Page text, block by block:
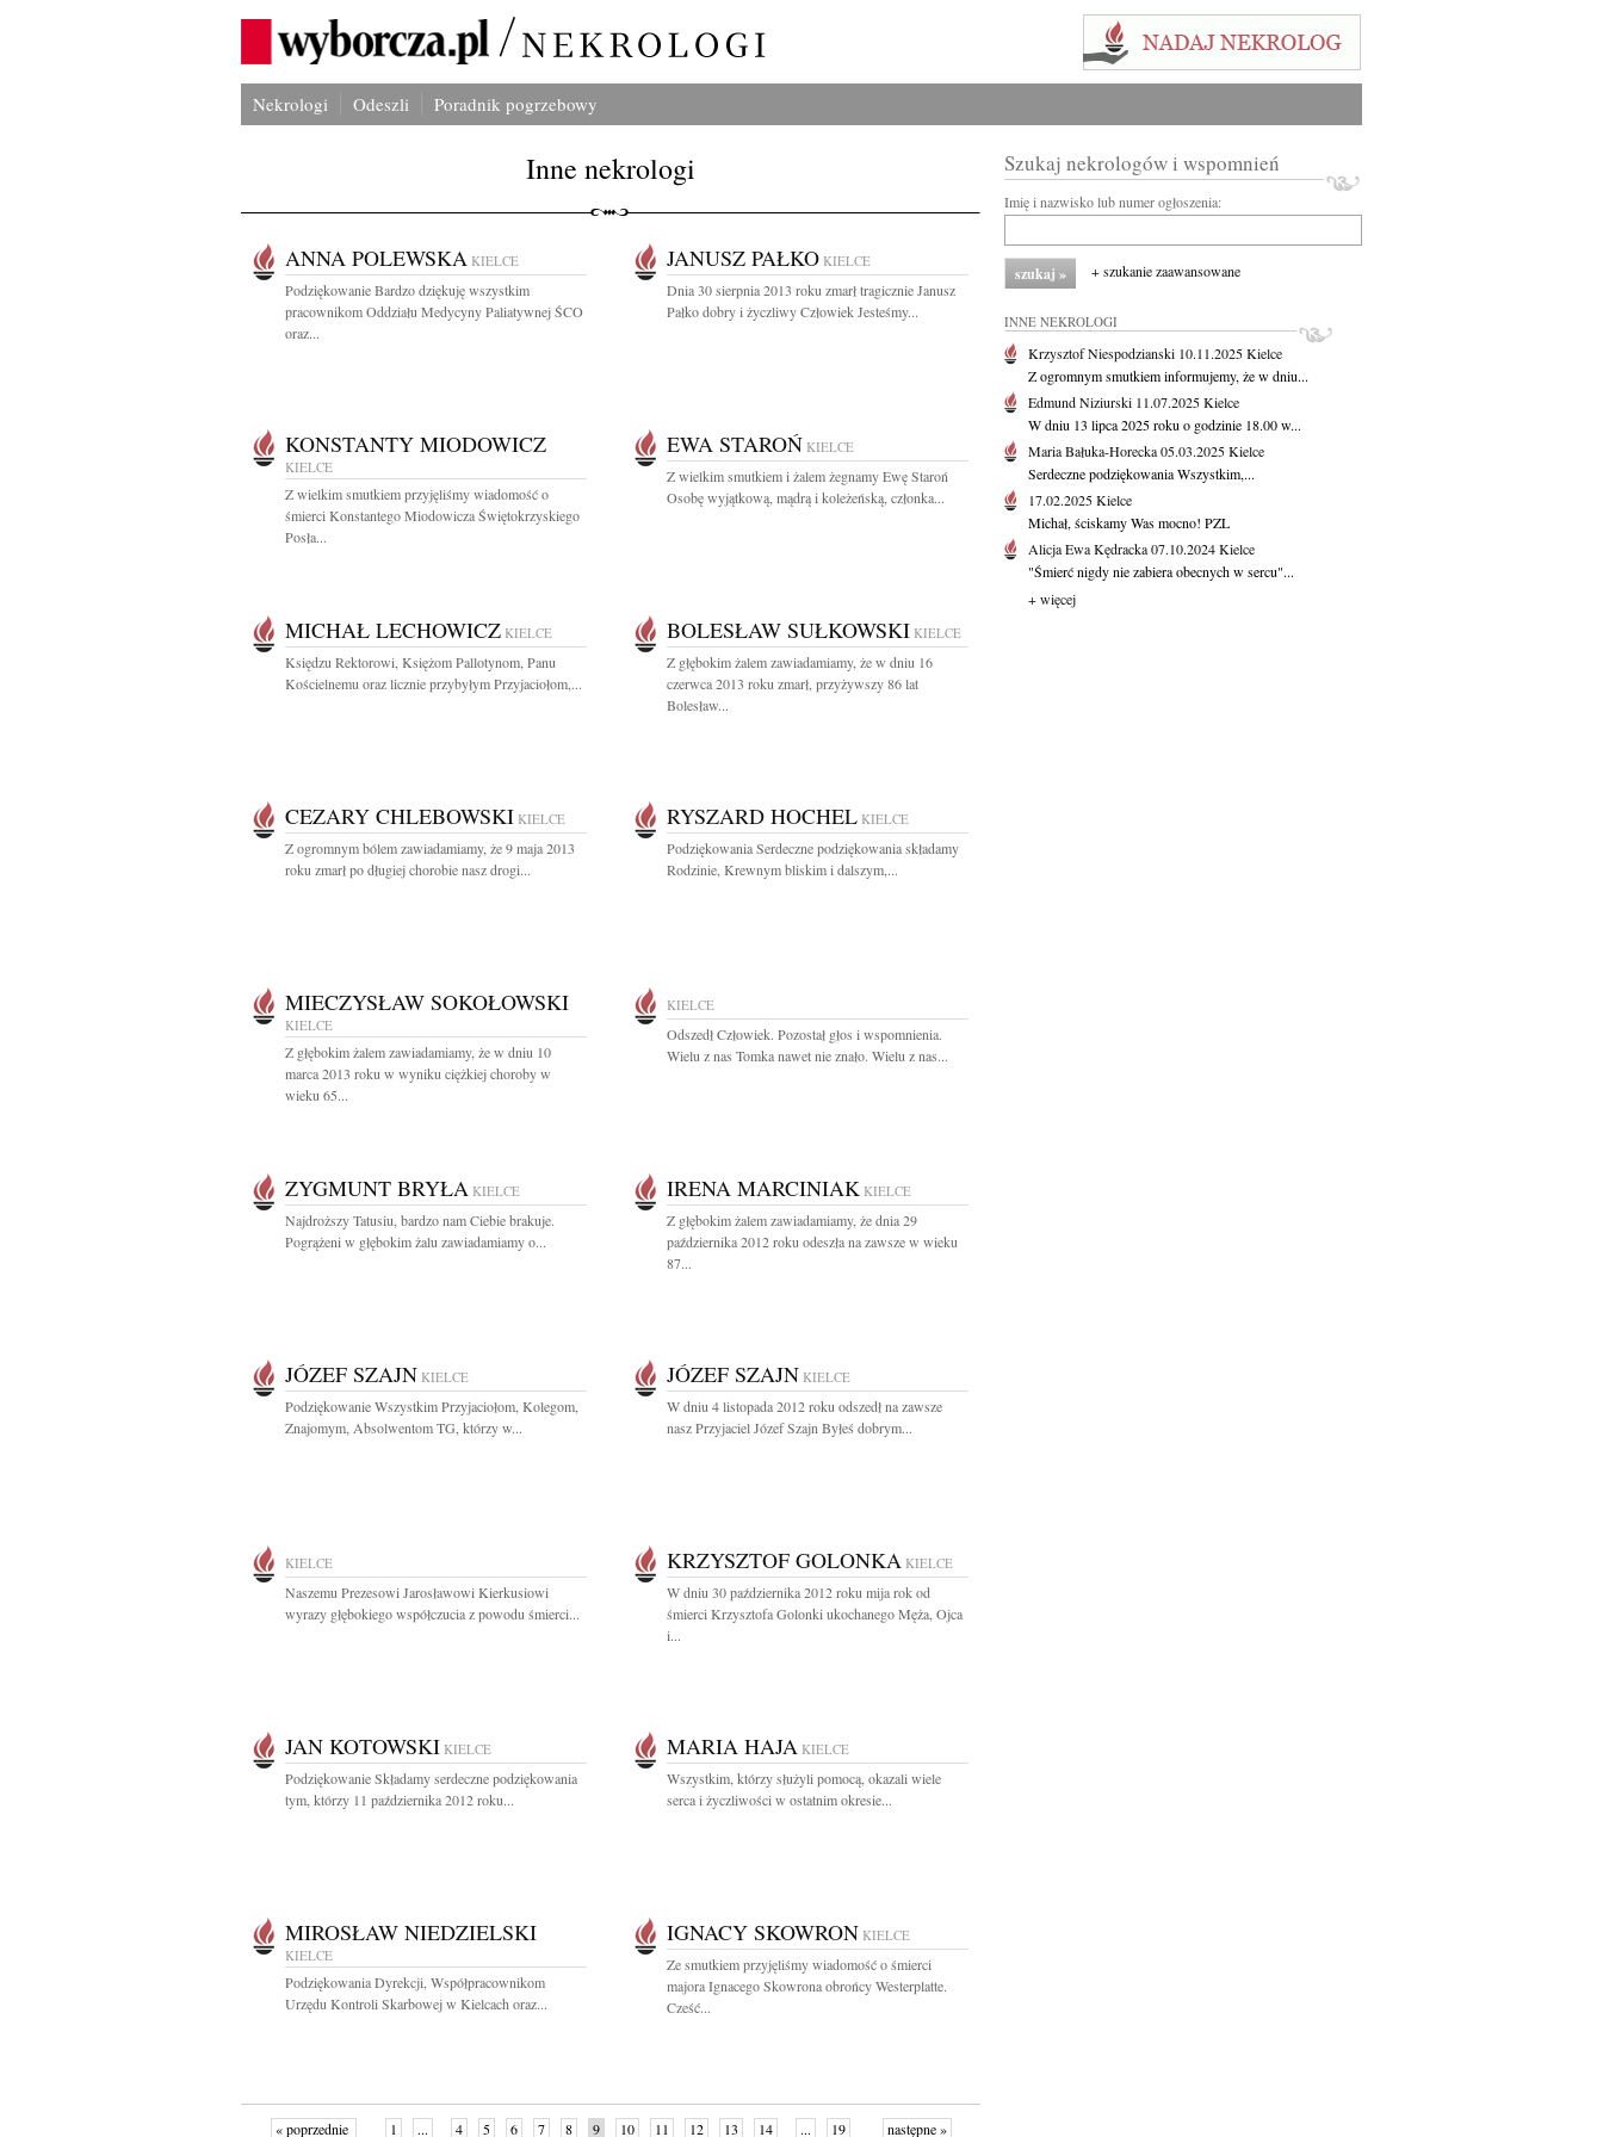
Nekrologi Odeszli Poradnik pogrzebowy
Inne nekrologi
ANNA POLEWSKA KIELCE
Podziękowanie Bardzo dziękuję wszystkim
pracownikom Oddziału Medycyny Paliatywnej ŚCO
oraz...
JANUSZ PAŁKO KIELCE
Dnia 30 sierpnia 2013 roku zmarł tragicznie Janusz
Pałko dobry i życzliwy Człowiek Jesteśmy...
KONSTANTY MIODOWICZ
KIELCE
Z wielkim smutkiem przyjęliśmy wiadomość o
śmierci Konstantego Miodowicza Świętokrzyskiego
Posła...
EWA STAROŃ KIELCE
Z wielkim smutkiem i żalem żegnamy Ewę Staroń
Osobę wyjątkową, mądrą i koleżeńską, członka...
MICHAŁ LECHOWICZ KIELCE
Księdzu Rektorowi, Księżom Pallotynom, Panu
Kościelnemu oraz licznie przybyłym Przyjaciołom,...
BOLESŁAW SUŁKOWSKI KIELCE
Z głębokim żalem zawiadamiamy, że w dniu 16
czerwca 2013 roku zmarł, przyżywszy 86 lat
Bolesław...
CEZARY CHLEBOWSKI KIELCE
Z ogromnym bólem zawiadamiamy, że 9 maja 2013
roku zmarł po długiej chorobie nasz drogi...
RYSZARD HOCHEL KIELCE
Podziękowania Serdeczne podziękowania składamy
Rodzinie, Krewnym bliskim i dalszym,...
MIECZYSŁAW SOKOŁOWSKI
KIELCE
Z głębokim żalem zawiadamiamy, że w dniu 10
marca 2013 roku w wyniku ciężkiej choroby w
wieku 65...
KIELCE
Odszedł Człowiek. Pozostał głos i wspomnienia.
Wielu z nas Tomka nawet nie znało. Wielu z nas...
ZYGMUNT BRYŁA KIELCE
Najdroższy Tatusiu, bardzo nam Ciebie brakuje.
Pogrążeni w głębokim żalu zawiadamiamy o...
IRENA MARCINIAK KIELCE
Z głębokim żalem zawiadamiamy, że dnia 29
października 2012 roku odeszła na zawsze w wieku
87...
JÓZEF SZAJN KIELCE
Podziękowanie Wszystkim Przyjaciołom, Kolegom,
Znajomym, Absolwentom TG, którzy w...
JÓZEF SZAJN KIELCE
W dniu 4 listopada 2012 roku odszedł na zawsze
nasz Przyjaciel Józef Szajn Byłeś dobrym...
KIELCE
Naszemu Prezesowi Jarosławowi Kierkusiowi
wyrazy głębokiego współczucia z powodu śmierci...
KRZYSZTOF GOLONKA KIELCE
W dniu 30 października 2012 roku mija rok od
śmierci Krzysztofa Golonki ukochanego Męża, Ojca
i...
JAN KOTOWSKI KIELCE
Podziękowanie Składamy serdeczne podziękowania
tym, którzy 11 października 2012 roku...
MARIA HAJA KIELCE
Wszystkim, którzy służyli pomocą, okazali wiele
serca i życzliwości w ostatnim okresie...
MIROSŁAW NIEDZIELSKI
KIELCE
Podziękowania Dyrekcji, Współpracownikom
Urzędu Kontroli Skarbowej w Kielcach oraz...
IGNACY SKOWRON KIELCE
Ze smutkiem przyjęliśmy wiadomość o śmierci
majora Ignacego Skowrona obrońcy Westerplatte.
Cześć...
« poprzednie 1 ... 4 5 6 7 8 9 10 11 12 13 14 ... 19 następne »
Szukaj nekrologów i wspomnień
Imię i nazwisko lub numer ogłoszenia:
+ szukanie zaawansowane
INNE NEKROLOGI
Krzysztof Niespodzianski 10.11.2025Kielce
Z ogromnym smutkiem informujemy, że w dniu...
Edmund Niziurski 11.07.2025Kielce
W dniu 13 lipca 2025 roku o godzinie 18.00 w...
Maria Bałuka-Horecka05.03.2025Kielce
Serdeczne podziękowania Wszystkim,...
17.02.2025Kielce
Michał, ściskamy Was mocno! PZL
Alicja Ewa Kędracka07.10.2024Kielce
"Śmierć nigdy nie zabiera obecnych w sercu"...
+ więcej